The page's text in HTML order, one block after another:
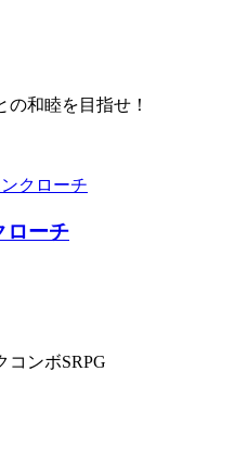
の和睦を目指せ！
ローチ
コンボSRPG